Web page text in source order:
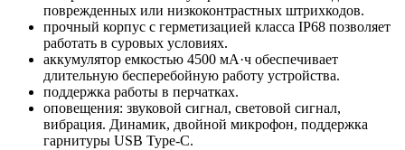
поврежденных или низкоконтрастных штрихкодов.
прочный корпус с герметизацией класса IP68 позволяет
работать в суровых условиях.
аккумулятор емкостью 4500 мА·ч обеспечивает
длительную бесперебойную работу устройства.
поддержка работы в перчатках.
оповещения: звуковой сигнал, световой сигнал,
вибрация. Динамик, двойной микрофон, поддержка
гарнитуры USB Type-C.